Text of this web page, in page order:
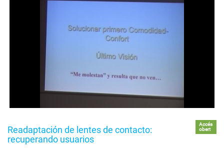
Readaptación de lentes de contacto:
recuperando usuarios
Accés
obert